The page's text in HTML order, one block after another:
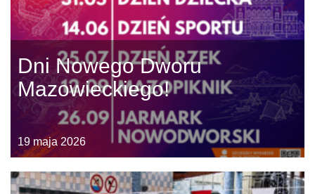
Dni Nowego Dworu
Mazowieckiego!
19 maja 2026